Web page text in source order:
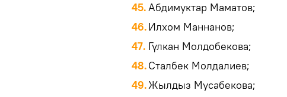
Абдимуктар Маматов;
Илхом Маннанов;
Гүлкан Молдобекова;
Сталбек Молдалиев;
Жылдыз Мусабекова;